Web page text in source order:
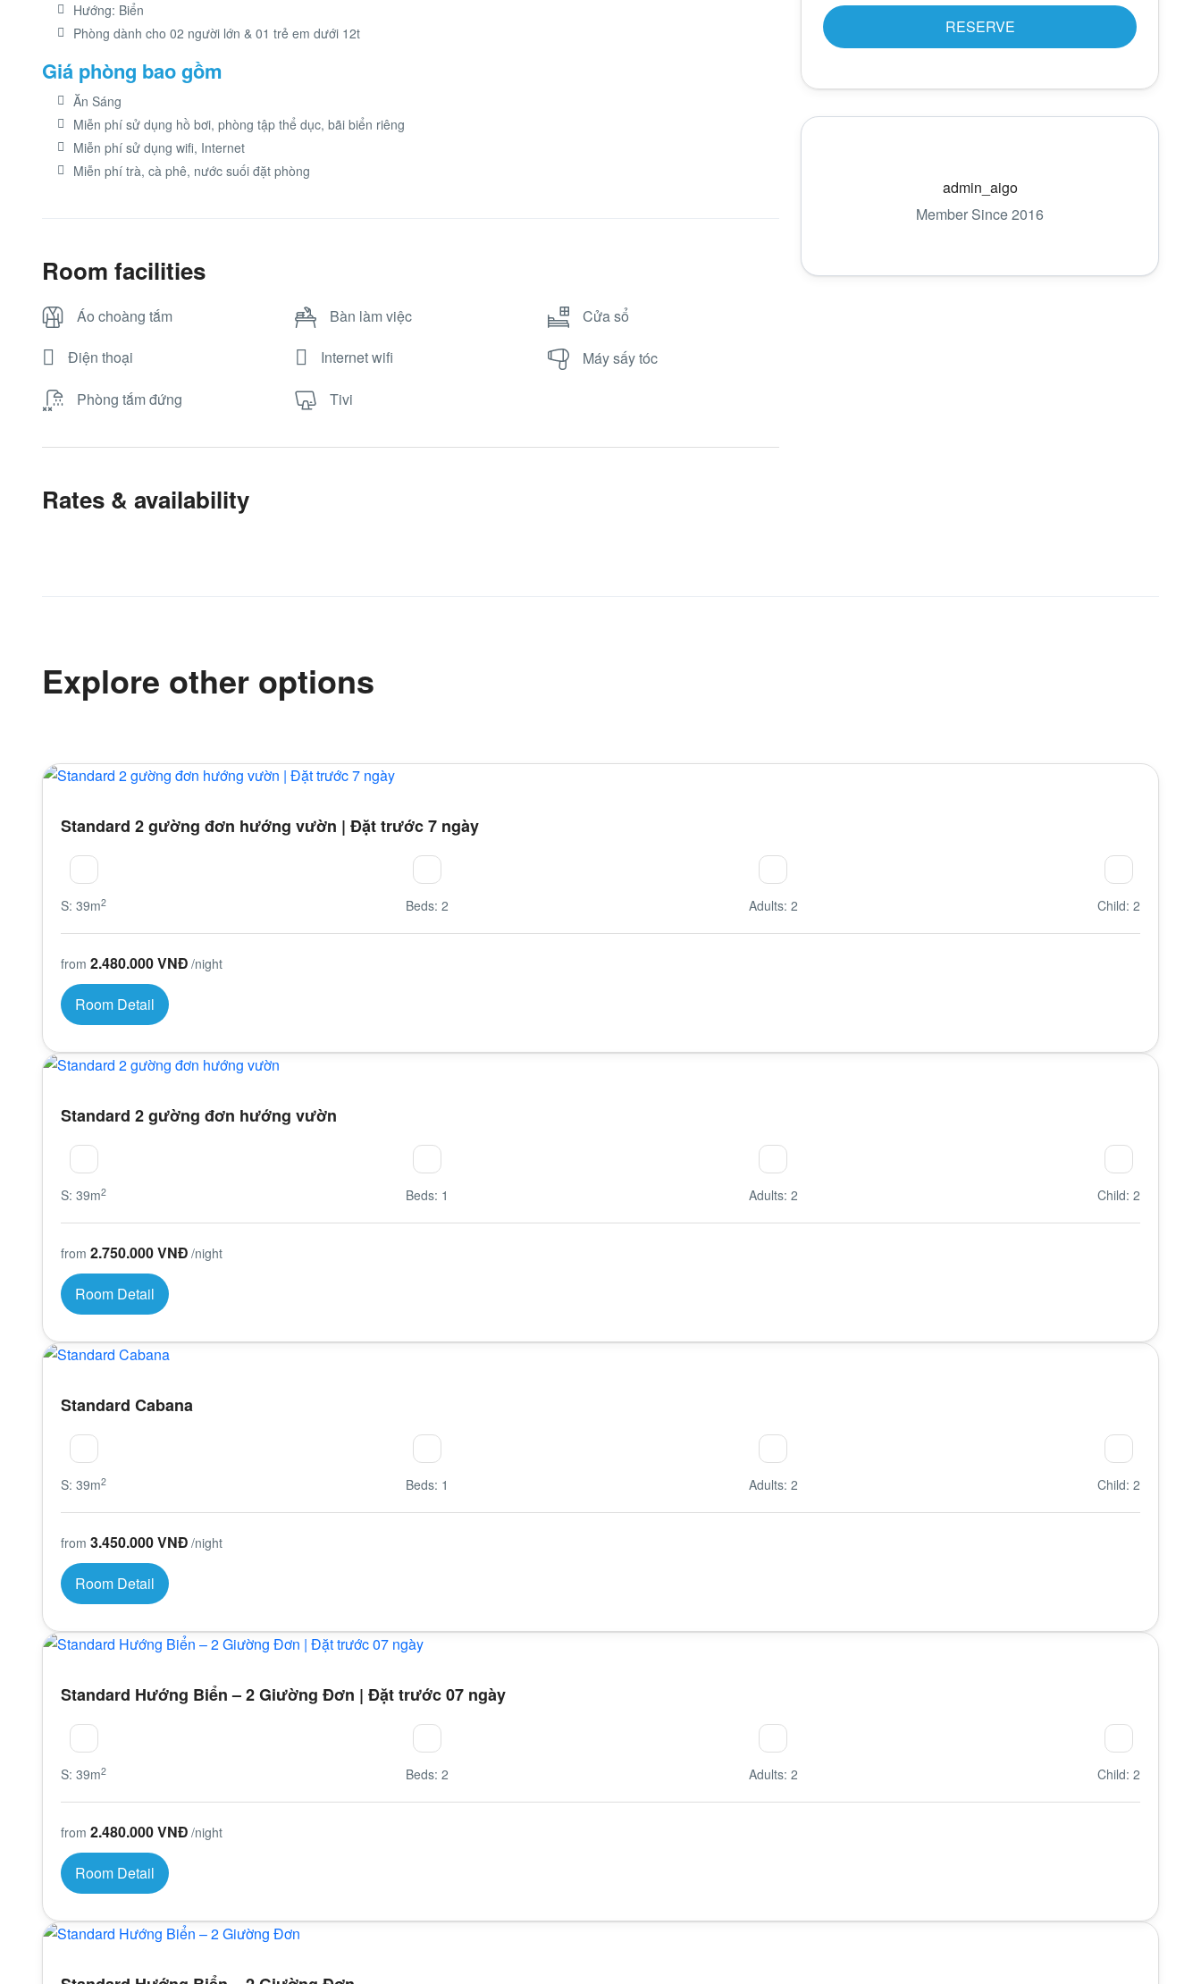
Hướng: Biển
Phòng dành cho 02 người lớn & 01 trẻ em dưới 12t
Giá phòng bao gồm
Ăn Sáng
Miễn phí sử dụng hồ bơi, phòng tập thể dục, bãi biển riêng
Miễn phí sử dụng wifi, Internet
Miễn phí trà, cà phê, nước suối đặt phòng
Room facilities
Áo choàng tắm Bàn làm việc Cửa sổ
Điện thoại Internet wifi Máy sấy tóc
Phòng tắm đứng Tivi
Rates & availability
RESERVE
admin_aigo
Member Since 2016
Explore other options
Standard 2 gường đơn hướng vườn | Đặt trước 7 ngày
S: 39m2 Beds: 2 Adults: 2 Child: 2
from 2.480.000 VNĐ /night
Room Detail
Standard 2 gường đơn hướng vườn
S: 39m2 Beds: 1 Adults: 2 Child: 2
from 2.750.000 VNĐ /night
Room Detail
Standard Cabana
S: 39m2 Beds: 1 Adults: 2 Child: 2
from 3.450.000 VNĐ /night
Room Detail
Standard Hướng Biển – 2 Giường Đơn | Đặt trước 07 ngày
S: 39m2 Beds: 2 Adults: 2 Child: 2
from 2.480.000 VNĐ /night
Room Detail